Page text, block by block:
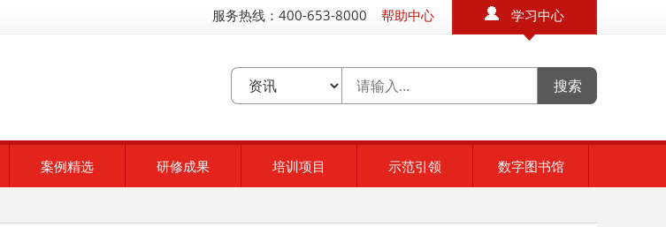
学习中心
服务热线：400-653-8000 帮助中心
案例精选 研修成果 培训项目 示范引领 数字图书馆